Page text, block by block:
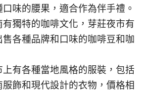
味的腰果，適合作為伴手禮。
有獨特的咖啡文化，芽莊夜市有
各種品牌和口味的咖啡豆和咖
上有各種當地風格的服裝，包括
飾和現代設計的衣物，價格相